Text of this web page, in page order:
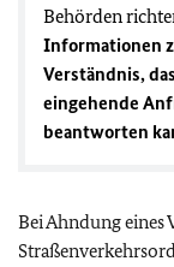
Behörden
Informationen
Verständnis,
eingehende
beantworten
Bei Ahndung eines